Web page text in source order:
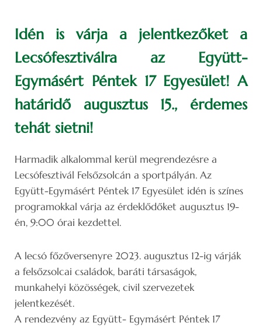
Idén is várja a jelentkezőket a
Lecsófesztiválra az Együtt-
Egymásért Péntek 17 Egyesület! A
határidő augusztus 15., érdemes
tehát sietni!
Harmadik alkalommal kerül megrendezésre a
Lecsófesztivál Felsőzsolcán a sportpályán. Az
Együtt-Egymásért Péntek 17 Egyesület idén is színes
programokkal várja az érdeklődőket augusztus 19-
én, 9:00 órai kezdettel.
A lecsó főzőversenyre 2023. augusztus 12-ig várják
a felsőzsolcai családok, baráti társaságok,
munkahelyi közösségek, civil szervezetek
jelentkezését.
A rendezvény az Együtt- Egymásért Péntek 17